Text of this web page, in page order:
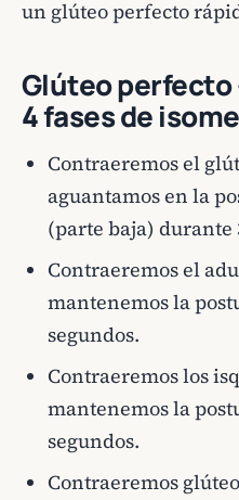
un glúteo perfecto
Glúteo perfecto
4 fases de
Contraeremos el
aguantamos en la
(parte baja) durante
Contraeremos el
mantenemos la
segundos.
Contraeremos los
mantenemos la
segundos.
Contraeremos